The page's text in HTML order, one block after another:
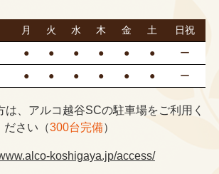
月 火 水 木 金 土
日祝
● ● ● ● ● ●
ー
● ● ● ● ● ● ー
は、アルコ越谷SCの駐車場をご利用く
ださい（300台完備）
koshigaya.jp/access/